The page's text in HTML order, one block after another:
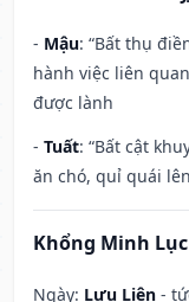
- Mậu: “Bất thụ
hành việc liên
được lành
- Tuất: “Bất cật
ăn chó, quỉ quái
Khổng Minh
Ngày: Lưu Liên -